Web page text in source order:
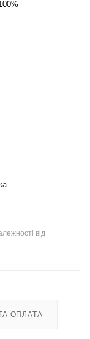
від
ОПЛАТА